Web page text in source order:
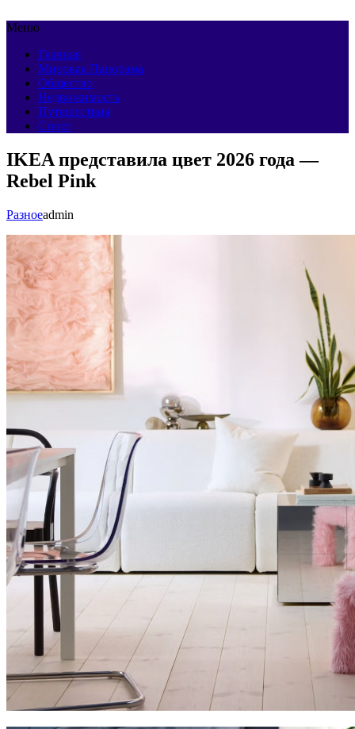
Меню
Главная
Мировая Панорама
Общество
Недвижимость
Путешествия
Спорт
IKEA представила цвет 2026 года —
Rebel Pink
Разноеadmin